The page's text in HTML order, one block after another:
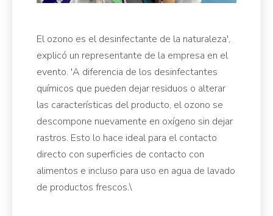
El ozono es el desinfectante de la naturaleza',
explicó un representante de la empresa en el
evento. 'A diferencia de los desinfectantes
químicos que pueden dejar residuos o alterar
las características del producto, el ozono se
descompone nuevamente en oxígeno sin dejar
rastros. Esto lo hace ideal para el contacto
directo con superficies de contacto con
alimentos e incluso para uso en agua de lavado
de productos frescos.\